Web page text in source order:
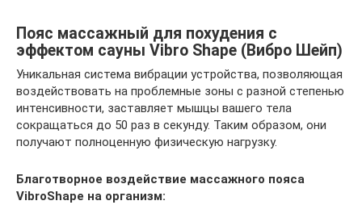
Пояс массажный для похудения с
эффектом сауны Vibro Shape (Вибро Шейп)
Уникальная система вибрации устройства, позволяющая
воздействовать на проблемные зоны с разной степенью
интенсивности, заставляет мышцы вашего тела
сокращаться до 50 раз в секунду. Таким образом, они
получают полноценную физическую нагрузку.
Благотворное воздействие массажного пояса
VibroShape на организм: